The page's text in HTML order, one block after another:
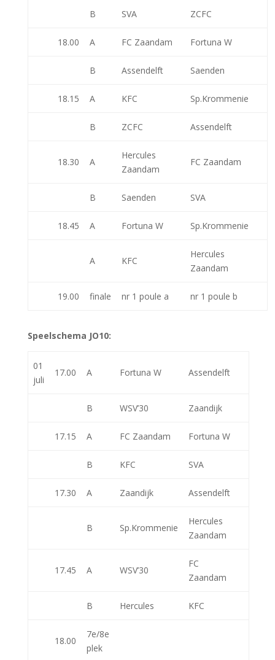
B SVA ZCFC
18.00 A FC Zaandam Fortuna W
B Assendelft Saenden
18.15 A KFC Sp.Krommenie
B ZCFC Assendelft
18.30 A
Hercules
Zaandam
FC Zaandam
B Saenden SVA
18.45 A Fortuna W Sp.Krommenie
A KFC
Hercules
Zaandam
19.00 finale nr 1 poule a nr 1 poule b
Speelschema JO10:
01
juli
17.00 A Fortuna W Assendelft
B WSV’30 Zaandijk
17.15 A FC Zaandam Fortuna W
B KFC SVA
17.30 A Zaandijk Assendelft
B Sp.Krommenie
Hercules
Zaandam
17.45 A WSV’30
FC
Zaandam
B Hercules KFC
18.00
7e/8e
plek